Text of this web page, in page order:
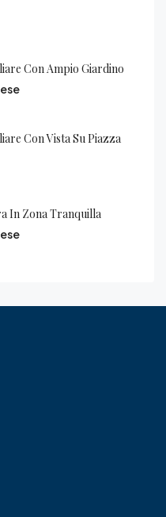
Con Ampio Giardino
Con Vista Su Piazza
In Zona Tranquilla